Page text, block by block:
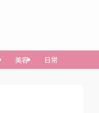
美容 日常